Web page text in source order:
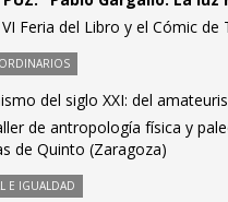
Feria del Libro y el Cómic de
del siglo XXI: del
de antropología física y
de Quinto (Zaragoza)
E IGUALDAD